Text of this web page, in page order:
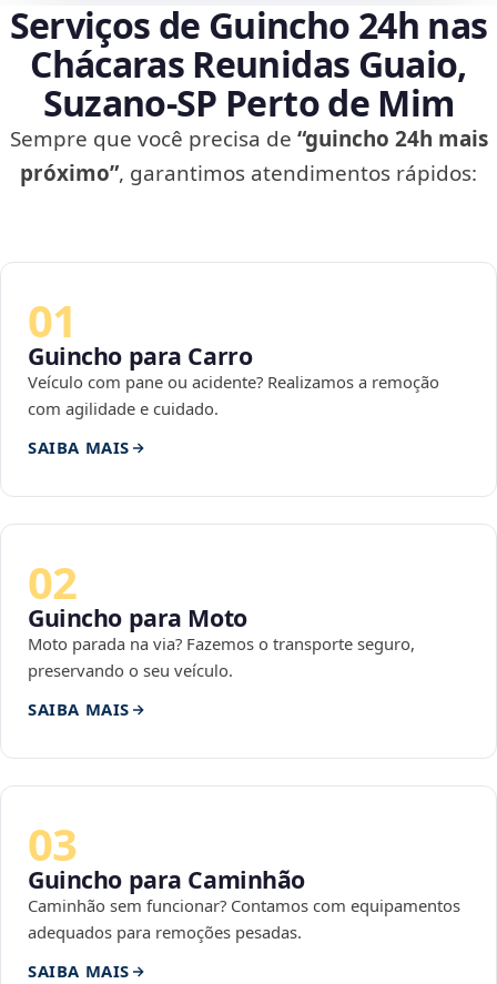
Serviços de Guincho 24h nas
Chácaras Reunidas Guaio,
Suzano‑SP Perto de Mim
Sempre que você precisa de “guincho 24h mais
próximo”, garantimos atendimentos rápidos:
01
Guincho para Carro
Veículo com pane ou acidente? Realizamos a remoção
com agilidade e cuidado.
SAIBA MAIS
02
Guincho para Moto
Moto parada na via? Fazemos o transporte seguro,
preservando o seu veículo.
SAIBA MAIS
03
Guincho para Caminhão
Caminhão sem funcionar? Contamos com equipamentos
adequados para remoções pesadas.
SAIBA MAIS